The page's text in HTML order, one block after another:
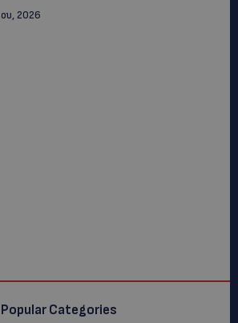
2026
Popular Categories